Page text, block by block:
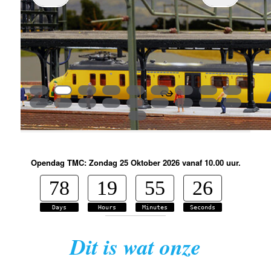
primaire
inhoud
Opendag TMC: Zondag 25 Oktober 2026 vanaf 10.00 uur.
78
Days
19
Hours
55
Minutes
25
Seconds
Dit is wat onze